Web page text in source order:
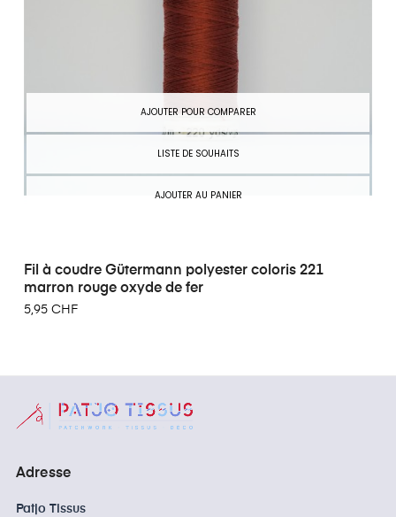
AJOUTER POUR COMPARER
LISTE DE SOUHAITS
AJOUTER AU PANIER
Fil à coudre Gütermann polyester coloris 221
marron rouge oxyde de fer
5,95 CHF
Adresse
Patjo Tissus